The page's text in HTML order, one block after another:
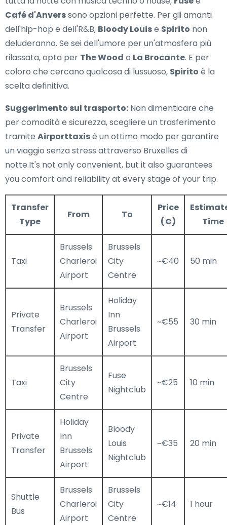
Café d'Anverssono opzioni perfette. Per gli amanti
dell'hip-hop e dell'R&B, Bloody Louise Spirito non
deluderanno. Se sei dell'umore per un'atmosfera più
rilassata, opta per The Wood o La Brocante. E per
coloro che cercano qualcosa di lussuoso, Spirito è la
scelta definitiva.
Suggerimento sul trasporto: Non dimenticare che
per comodità e sicurezza, scegliere un trasferimento
tramite Airporttaxisè un ottimo modo per garantire
un viaggio senza stress attraverso Bruxelles di
notte.It's not only convenient, but it also guarantees
you comfort and reliability at every stage of your trip.
Transfer
Type
From To
Price
(€)
Time
Taxi
Brussels
Charleroi
Airport
Brussels
City
Centre
~€40 50 min
Private
Transfer
Brussels
Charleroi
Airport
Holiday
Inn
Brussels
Airport
~€55 30 min
Taxi
Brussels
City
Centre
Fuse
Nightclub
~€25 10 min
Private
Transfer
Holiday
Inn
Brussels
Airport
Bloody
Louis
Nightclub
~€35 20 min
Shuttle
Bus
Brussels
Charleroi
Airport
Brussels
City
Centre
~€14 1 hour